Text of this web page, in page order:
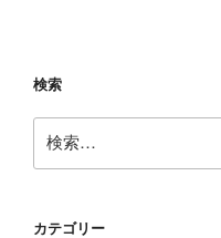
検索
検
索:
カテゴリー